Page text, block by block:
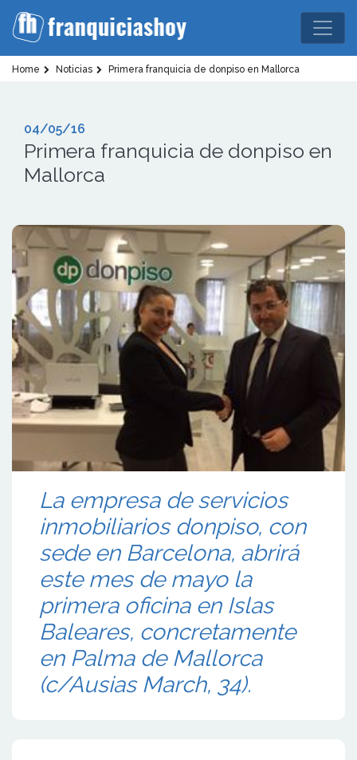
Home Noticias Primera franquicia de donpiso en Mallorca
04/05/16
Primera franquicia de donpiso en
Mallorca
La empresa de servicios
inmobiliarios donpiso, con
sede en Barcelona, abrirá
este mes de mayo la
primera oficina en Islas
Baleares, concretamente
en Palma de Mallorca
(c/Ausias March, 34).